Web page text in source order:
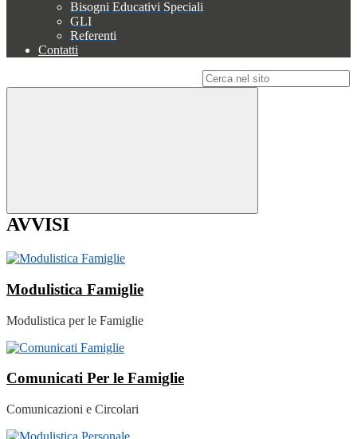
Bisogni Educativi Speciali
GLI
Referenti
Contatti
AVVISI
Modulistica Famiglie
Modulistica per le Famiglie
Comunicati Per le Famiglie
Comunicazioni e Circolari